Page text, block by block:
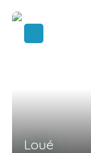
Loué